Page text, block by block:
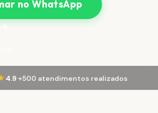
no WhatsApp
→
4.9·+500 atendimentos realizados